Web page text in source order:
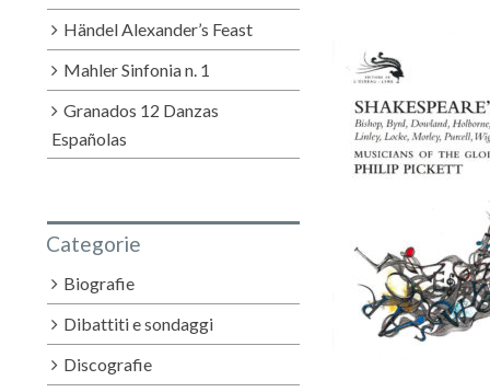
Händel Alexander’s Feast
Mahler Sinfonia n. 1
Granados 12 Danzas
Españolas
Categorie
Biografie
Dibattiti e sondaggi
Discografie